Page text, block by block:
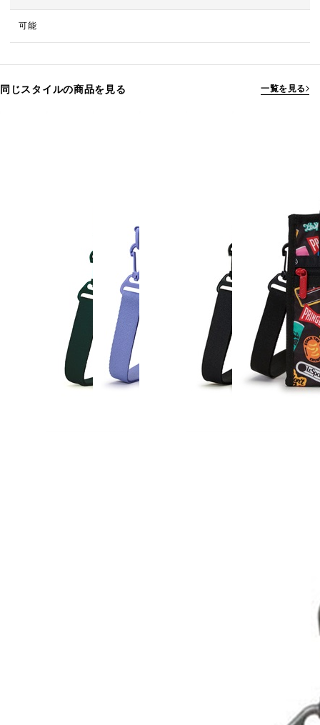
可能
同じスタイルの商品を見る 一覧を見る